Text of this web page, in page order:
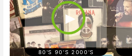
TRO
PICA
ADA
S
REG
GAE
TON
►
80'S 90'S 2000'S